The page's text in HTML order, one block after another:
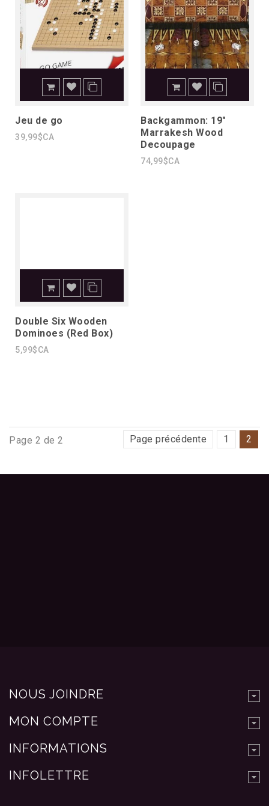
Jeu de go
39,99$CA
Backgammon: 19"
Marrakesh Wood
Decoupage
74,99$CA
Double Six Wooden
Dominoes (Red Box)
5,99$CA
Page 2 de 2 Page précédente 1 2
NOUS JOINDRE
MON COMPTE
INFORMATIONS
INFOLETTRE